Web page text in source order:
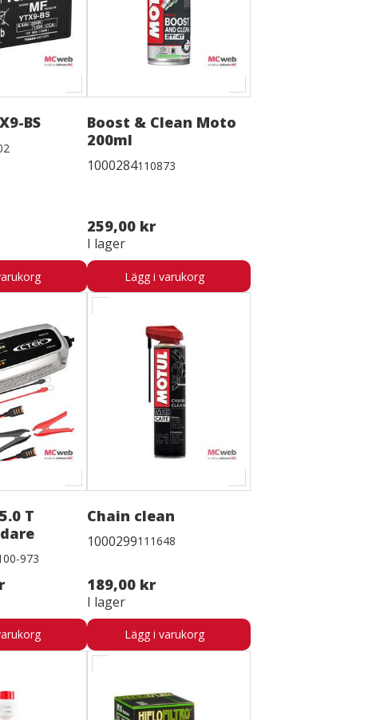
BS
Boost & Clean Moto
200ml
1000284110873
259,00 kr
I lager
Lägg i varukorg
T
973
Chain clean
1000299111648
189,00 kr
I lager
Lägg i varukorg